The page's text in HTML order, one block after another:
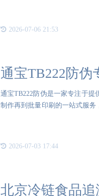
2026-07-06 21:53
通宝TB222防
通宝TB222防伪是一家专注于提
制作再到批量印刷的一站式服
2026-07-03 17:44
北京冷链食品